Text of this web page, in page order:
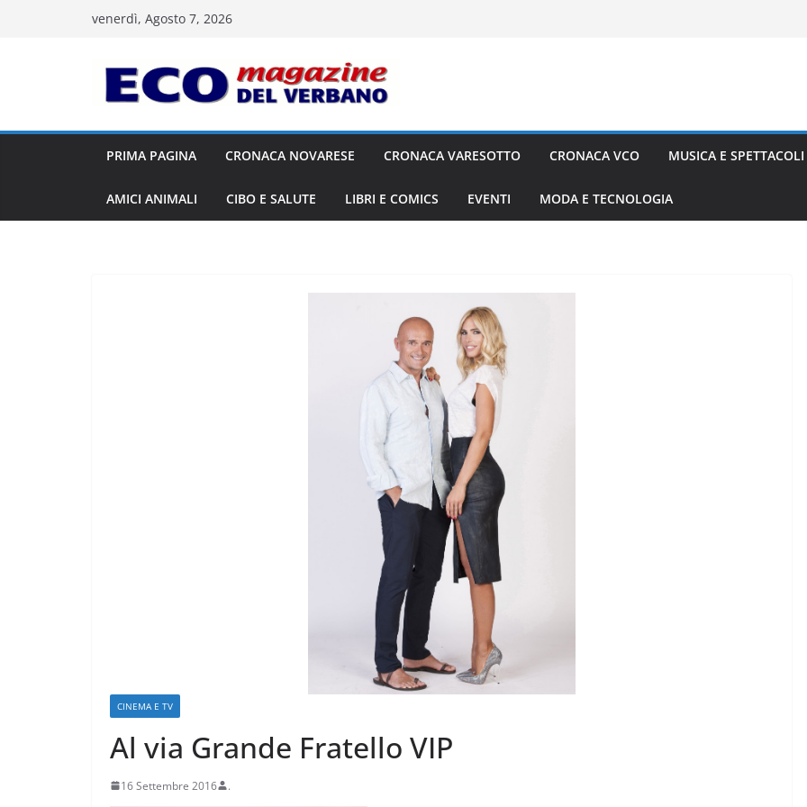
venerdì, Agosto 7, 2026
PRIMA PAGINA CRONACA NOVARESE CRONACA VARESOTTO CRONACA VCO MUSICA E SPETTACOLI
AMICI ANIMALI CIBO E SALUTE LIBRI E COMICS EVENTI MODA E TECNOLOGIA
CINEMA E TV
Al via Grande Fratello VIP
16 Settembre 2016 .
Più impresa, più crescita
e più qualità urbana per
Varese